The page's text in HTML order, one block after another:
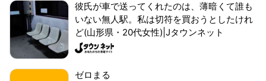
彼氏が車で送ってくれたのは、薄暗くて誰も
いない無人駅。私は切符を買おうとしたけれ
ど(山形県・20代女性)|Jタウンネット
ゼロまる